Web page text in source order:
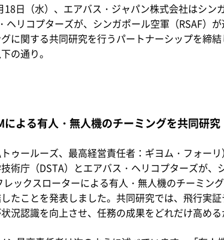
日（水）、エアバス・ジャパン株式会社はシン
ヘリコプターズが、シンガポール空軍（RSAF）
に関する共同研究を行うパートナーシップを締結
の通り。
よる有人・無人機のチーミングを共同研究
ゥールーズ、最高経営責任者：ギヨム・フォー
術庁（DSTA）とエアバス・ヘリコプターズが、
ックスローターによる有人・無人機のチーミン
たことを発表しました。共同研究では、飛行実
況認識を向上させ、任務の成果をどれだけ高める